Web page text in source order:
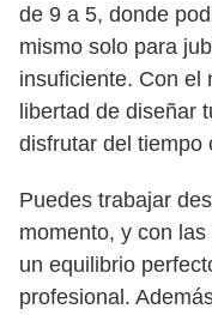
de 9 a 5, donde
mismo solo para
insuficiente. Con el
libertad de diseñar
disfrutar del tiempo
Puedes trabajar
momento, y con
un equilibrio
profesional.